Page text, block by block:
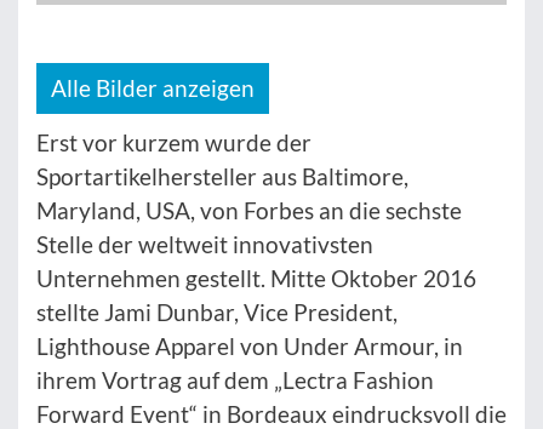
Alle Bilder anzeigen
Erst vor kurzem wurde der
Sportartikelhersteller aus Baltimore,
Maryland, USA, von Forbes an die sechste
Stelle der weltweit innovativsten
Unternehmen gestellt. Mitte Oktober 2016
stellte Jami Dunbar, Vice President,
Lighthouse Apparel von Under Armour, in
ihrem Vortrag auf dem „Lectra Fashion
Forward Event“ in Bordeaux eindrucksvoll die